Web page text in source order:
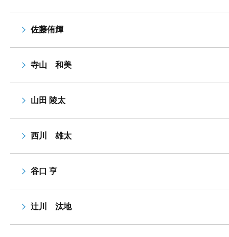
佐藤侑輝
寺山 和美
山田 陵太
西川 雄太
谷口 亨
辻川 汰地